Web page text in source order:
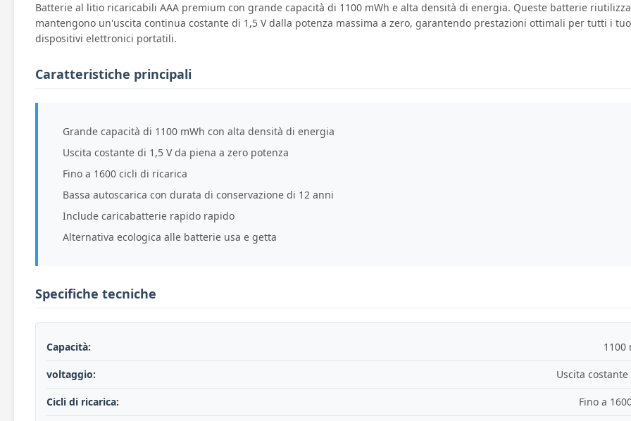
Batterie al litio ricaricabili AAA premium con grande capacità di 1100 mWh e alta densità di energia. Queste batterie
mantengono un'uscita continua costante di 1,5 V dalla potenza massima a zero, garantendo prestazioni ottimali per tutti i
dispositivi elettronici portatili.
Caratteristiche principali
Grande capacità di 1100 mWh con alta densità di energia
Uscita costante di 1,5 V da piena a zero potenza
Fino a 1600 cicli di ricarica
Bassa autoscarica con durata di conservazione di 12 anni
Include caricabatterie rapido rapido
Alternativa ecologica alle batterie usa e getta
Specifiche tecniche
Capacità: 1100
voltaggio: Uscita costante
Cicli di ricarica: Fino a